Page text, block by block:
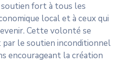
soutien fort à tous les
local et à ceux qui
Cette volonté se
le soutien inconditionnel
encourageant la création